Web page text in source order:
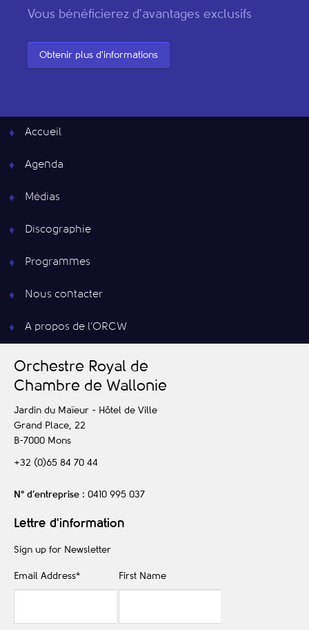
Vous bénéficierez d'avantages exclusifs
Obtenir plus d'informations
Accueil
Agenda
Médias
Discographie
Programmes
Nous contacter
A propos de l’ORCW
Orchestre Royal de
Chambre de Wallonie
Jardin du Maïeur - Hôtel de Ville
Grand Place, 22
B-7000 Mons
+32 (0)65 84 70 44
N° d’entreprise : 0410 995 037
Lettre d'information
Sign up for Newsletter
Email Address* First Name